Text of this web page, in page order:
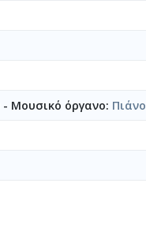
- Μουσικό όργανο: Πιάνο